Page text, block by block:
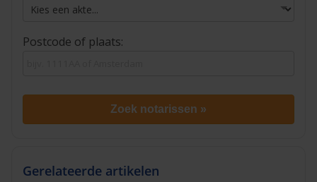
Postcode of plaats:
Zoek notarissen »
Gerelateerde artikelen